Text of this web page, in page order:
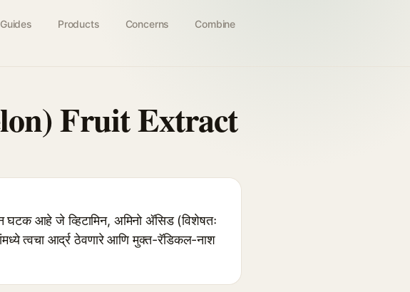
Guides Products Concerns Combine
Fruit Extract
आहे जे व्हिटामिन, अमिनो अ‍ॅसिड (विशेषतः
त्वचा आर्द्र ठेवणारे आणि मुक्त-रॅडिकल-नाश